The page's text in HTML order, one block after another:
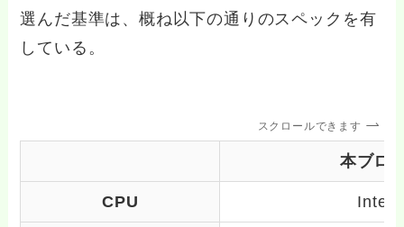
選んだ基準は、概ね以下の通りのスペックを有
している。
スクロールできます
本ブロ
CPU Intel